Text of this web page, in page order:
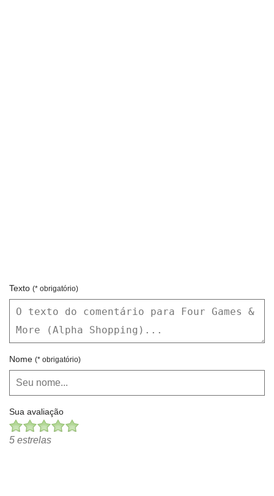
Texto (* obrigatório)
Nome (* obrigatório)
Sua avaliação
5 estrelas